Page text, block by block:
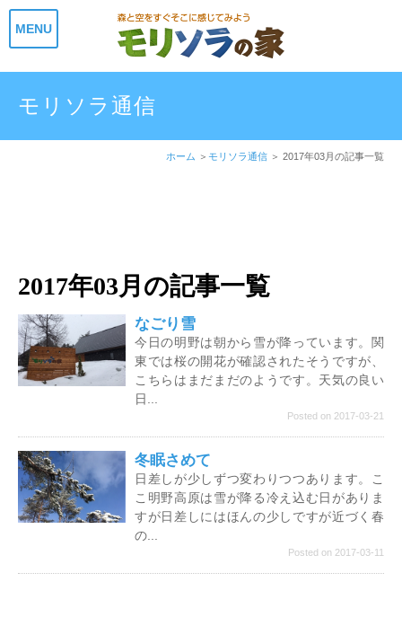
MENU
モリソラ通信
ホーム モリソラ通信 2017年03月の記事一覧
2017年03月の記事一覧
なごり雪
今日の明野は朝から雪が降っています。関
東では桜の開花が確認されたそうですが、
こちらはまだまだのようです。天気の良い
日...
Posted on 2017-03-21
冬眠さめて
日差しが少しずつ変わりつつあります。こ
こ明野高原は雪が降る冷え込む日がありま
すが日差しにはほんの少しですが近づく春
の...
Posted on 2017-03-11